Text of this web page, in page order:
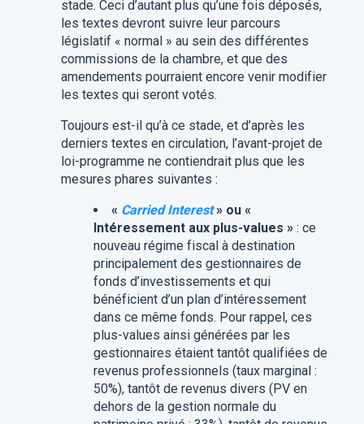
stade. Ceci d’autant plus qu’une fois déposés,
les textes devront suivre leur parcours
législatif « normal » au sein des différentes
commissions de la chambre, et que des
amendements pourraient encore venir modifier
les textes qui seront votés.
Toujours est-il qu’à ce stade, et d’après les
derniers textes en circulation, l’avant-projet de
loi-programme ne contiendrait plus que les
mesures phares suivantes :
« Carried Interest» ou «
Intéressement aux plus-values »: ce
nouveau régime fiscal à destination
principalement des gestionnaires de
fonds d’investissements et qui
bénéficient d’un plan d’intéressement
dans ce même fonds. Pour rappel, ces
plus-values ainsi générées par les
gestionnaires étaient tantôt qualifiées de
revenus professionnels (taux marginal :
50%), tantôt de revenus divers (PV en
dehors de la gestion normale du